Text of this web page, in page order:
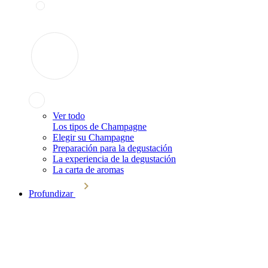
Ver todo
Los tipos de Champagne
Elegir su Champagne
Preparación para la degustación
La experiencia de la degustación
La carta de aromas
Profundizar